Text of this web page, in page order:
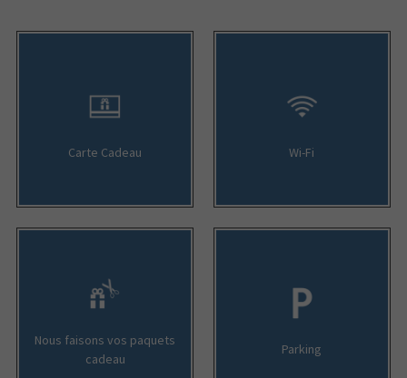
Carte Cadeau Wi-Fi
Nous faisons vos paquets
cadeau
Parking